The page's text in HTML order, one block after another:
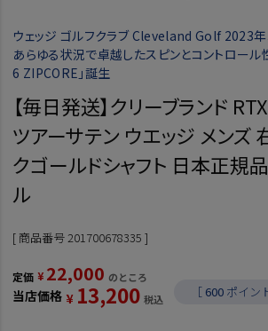
ウェッジ ゴルフクラブ Cleveland Golf 2023
あらゆる状況で卓越したスピンとコントロール
6 ZIPCORE」誕生
【毎日発送】クリーブランド
ツアーサテン ウエッジ メンズ
クゴールドシャフト 日本正規
ル
商品番号 201700678335
定価 ¥ 22,000 のところ
当店価格 ¥ 13,200 税込 ［ 600 ポイン